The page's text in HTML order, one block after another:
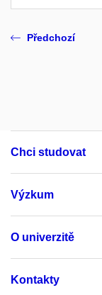
Předchozí
Chci studovat
Výzkum
O univerzitě
Kontakty